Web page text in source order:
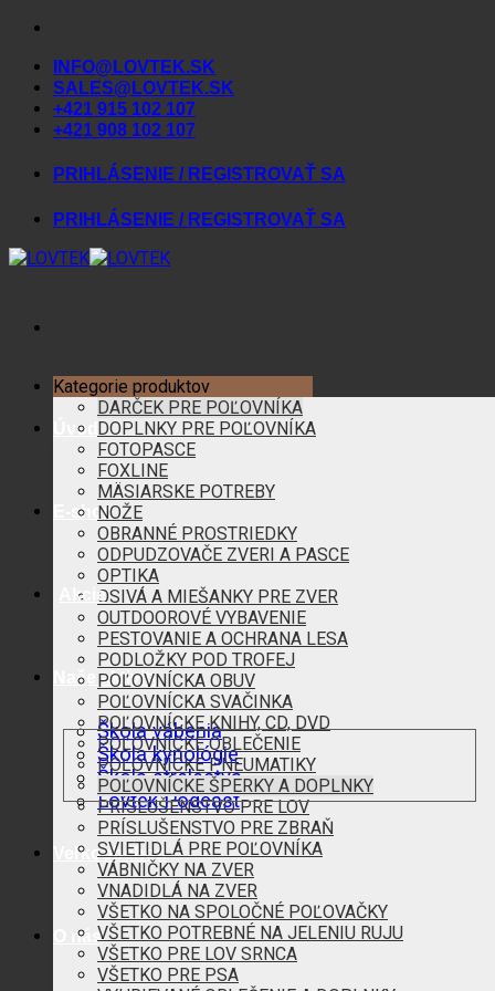
Skip
contentINFO@LOVTEK.SK
SALES@LOVTEK.SK
+421 915 102 107
+421 908 102 107
PRIHLÁSENIE / REGISTROVAŤ SA
PRIHLÁSENIE / REGISTROVAŤ SA
Úvod
E-shop
Akcie
Naše aktivity
Škola vábenia
Škola kynológie
Škola strelectva
Lovtek Podcast
Veľkoobchod
O nás
Kategorie produktov
DARČEK PRE POĽOVNÍKA
DOPLNKY PRE POĽOVNÍKA
FOTOPASCE
FOXLINE
MÄSIARSKE POTREBY
NOŽE
OBRANNÉ PROSTRIEDKY
ODPUDZOVAČE ZVERI A PASCE
OPTIKA
OSIVÁ A MIEŠANKY PRE ZVER
OUTDOOROVÉ VYBAVENIE
PESTOVANIE A OCHRANA LESA
PODLOŽKY POD TROFEJ
POĽOVNÍCKA OBUV
POĽOVNÍCKA SVAČINKA
POĽOVNÍCKE KNIHY, CD, DVD
POĽOVNÍCKE OBLEČENIE
POĽOVNÍCKE PNEUMATIKY
POĽOVNÍCKE ŠPERKY A DOPLNKY
PRÍSLUŠENSTVO PRE LOV
PRÍSLUŠENSTVO PRE ZBRAŇ
SVIETIDLÁ PRE POĽOVNÍKA
VÁBNIČKY NA ZVER
VNADIDLÁ NA ZVER
VŠETKO NA SPOLOČNÉ POĽOVAČKY
VŠETKO POTREBNÉ NA JELENIU RUJU
VŠETKO PRE LOV SRNCA
VŠETKO PRE PSA